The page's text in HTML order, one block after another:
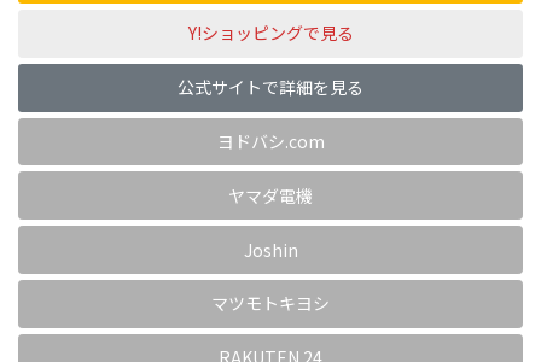
Y!ショッピングで見る
公式サイトで詳細を見る
ヨドバシ.com
ヤマダ電機
Joshin
マツモトキヨシ